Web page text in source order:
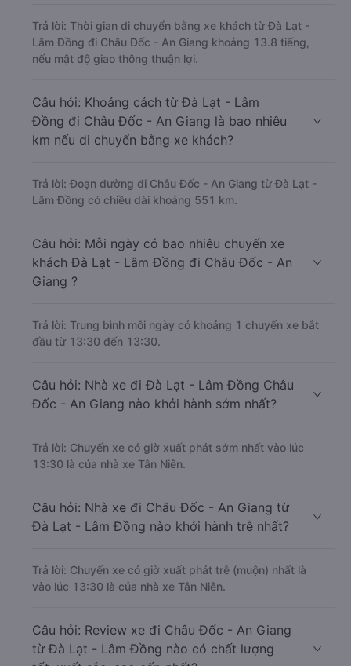
Trả lời: Thời gian di chuyển bằng xe khách từ Đà Lạt -
Lâm Đồng đi Châu Đốc - An Giang khoảng 13.8 tiếng,
nếu mật độ giao thông thuận lợi.
Câu hỏi: Khoảng cách từ Đà Lạt - Lâm
Đồng đi Châu Đốc - An Giang là bao nhiêu
km nếu di chuyển bằng xe khách?
Trả lời: Đoạn đường đi Châu Đốc - An Giang từ Đà Lạt -
Lâm Đồng có chiều dài khoảng 551 km.
Câu hỏi: Mỗi ngày có bao nhiêu chuyến xe
khách Đà Lạt - Lâm Đồng đi Châu Đốc - An
Giang ?
Trả lời: Trung bình mỗi ngày có khoảng 1 chuyến xe bắt
đầu từ 13:30 đến 13:30.
Câu hỏi: Nhà xe đi Đà Lạt - Lâm Đồng Châu
Đốc - An Giang nào khởi hành sớm nhất?
Trả lời: Chuyến xe có giờ xuất phát sớm nhất vào lúc
13:30 là của nhà xe Tân Niên.
Câu hỏi: Nhà xe đi Châu Đốc - An Giang từ
Đà Lạt - Lâm Đồng nào khởi hành trễ nhất?
Trả lời: Chuyến xe có giờ xuất phát trễ (muộn) nhất là
vào lúc 13:30 là của nhà xe Tân Niên.
Câu hỏi: Review xe đi Châu Đốc - An Giang
từ Đà Lạt - Lâm Đồng nào có chất lượng